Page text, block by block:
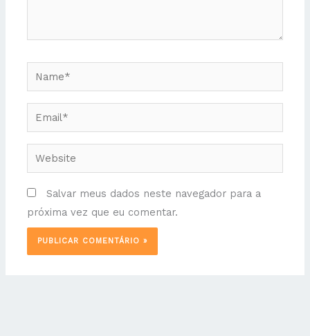
Name*
Email*
Website
Salvar meus dados neste navegador para a
próxima vez que eu comentar.